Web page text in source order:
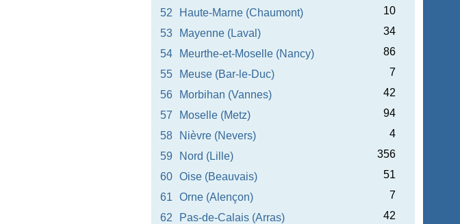
52
Haute-Marne (Chaumont)
10
53
Mayenne (Laval)
34
54
Meurthe-et-Moselle (Nancy)
86
55
Meuse (Bar-le-Duc)
7
56
Morbihan (Vannes)
42
57
Moselle (Metz)
94
58
Nièvre (Nevers)
4
59
Nord (Lille)
356
60
Oise (Beauvais)
51
61
Orne (Alençon)
7
62
Pas-de-Calais (Arras)
42